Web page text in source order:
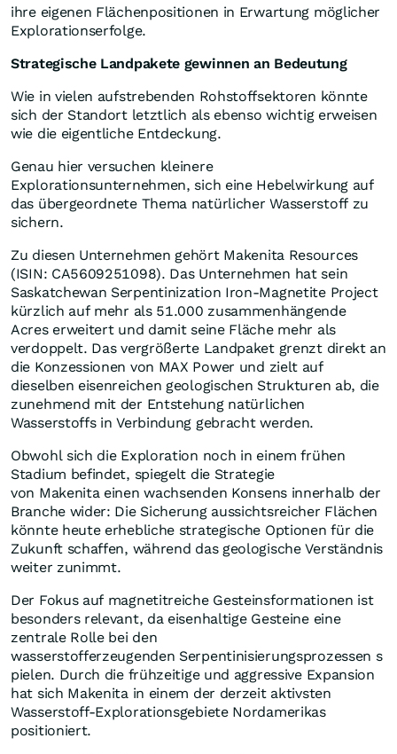
ihre eigenen Flächenpositionen in Erwartung möglicher
Explorationserfolge.
Strategische Landpakete gewinnen an Bedeutung
Wie in vielen aufstrebenden Rohstoffsektoren könnte
sich der Standort letztlich als ebenso wichtig erweisen
wie die eigentliche Entdeckung.
Genau hier versuchen kleinere
Explorationsunternehmen, sich eine Hebelwirkung auf
das übergeordnete Thema natürlicher Wasserstoff zu
sichern.
Zu diesen Unternehmen gehört Makenita Resources
(ISIN: CA5609251098). Das Unternehmen hat sein
Saskatchewan Serpentinization Iron-Magnetite Project
kürzlich auf mehr als 51.000 zusammenhängende
Acres erweitert und damit seine Fläche mehr als
verdoppelt. Das vergrößerte Landpaket grenzt direkt an
die Konzessionen von MAX Power und zielt auf
dieselben eisenreichen geologischen Strukturen ab, die
zunehmend mit der Entstehung natürlichen
Wasserstoffs in Verbindung gebracht werden.
Obwohl sich die Exploration noch in einem frühen
Stadium befindet, spiegelt die Strategie
von Makenita einen wachsenden Konsens innerhalb der
Branche wider: Die Sicherung aussichtsreicher Flächen
könnte heute erhebliche strategische Optionen für die
Zukunft schaffen, während das geologische Verständnis
weiter zunimmt.
Der Fokus auf magnetitreiche Gesteinsformationen ist
besonders relevant, da eisenhaltige Gesteine eine
zentrale Rolle bei den
wasserstofferzeugenden Serpentinisierungsprozessen s
pielen. Durch die frühzeitige und aggressive Expansion
hat sich Makenita in einem der derzeit aktivsten
Wasserstoff-Explorationsgebiete Nordamerikas
positioniert.